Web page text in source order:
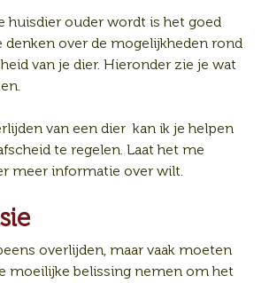
huisdier ouder wordt is het goed
denken over de mogelijkheden rond
van je dier. Hieronder zie je wat
van een dier kan ik je helpen
te regelen. Laat het me
meer informatie over wilt.
overlijden, maar vaak moeten
moeilijke belissing nemen om het